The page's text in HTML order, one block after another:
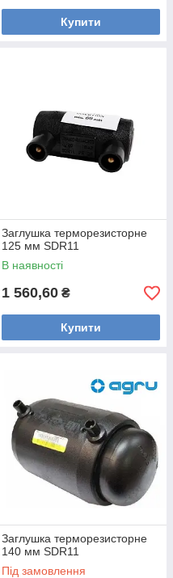
Купити
Заглушка терморезисторне
125 мм SDR11
В наявності
1 560,60 ₴
Купити
Заглушка терморезисторне
140 мм SDR11
Під замовлення